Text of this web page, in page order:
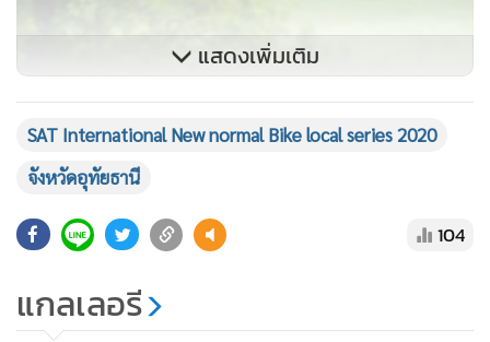
แสดงเพิ่มเติม
SAT International New normal Bike local series 2020
จังหวัดอุทัยธานี
104
แกลเลอรี